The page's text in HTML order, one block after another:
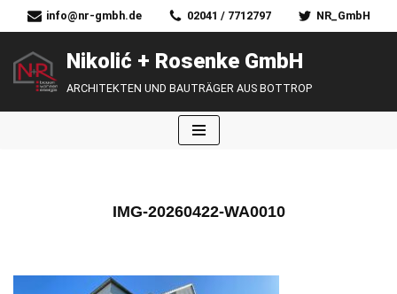
Zum
Inhalt
springen
info@nr-gmbh.de 02041 / 7712797 NR_GmbH
Nikolić + Rosenke GmbH
ARCHITEKTEN UND BAUTRÄGER AUS BOTTROP
IMG-20260422-WA0010